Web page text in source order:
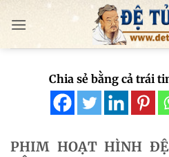
qua
nội
Chia sẻ bằng cả trái
PHIM HOẠT HÌNH